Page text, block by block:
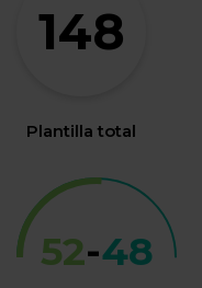
148
Plantilla total
52-48